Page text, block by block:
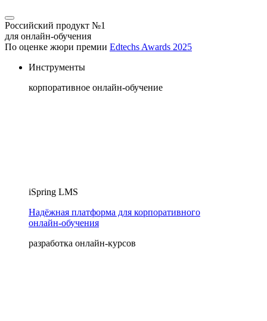
Российский продукт №1
для онлайн-обучения
По оценке жюри премии Edtechs Awards 2025
Инструменты
корпоративное онлайн-обучение
iSpring LMS
Надёжная платформа для корпоративного
онлайн‑обучения
разработка онлайн-курсов